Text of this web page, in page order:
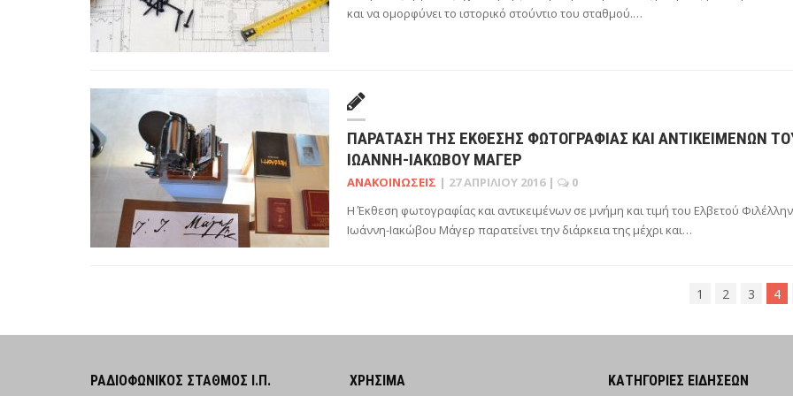
και να ομορφύνει το ιστορικό στούντιο του σταθμού.…
ΠΑΡΆΤΑΣΗ ΤΗΣ ΈΚΘΕΣΗΣ ΦΩΤΟΓΡΑΦΊΑΣ ΚΑΙ ΑΝΤΙΚΕΙΜΈΝΩΝ
ΙΩΆΝΝΗ-ΙΑΚΏΒΟΥ ΜΆΓΕΡ
ΑΝΑΚΟΙΝΏΣΕΙΣ | 27 ΑΠΡΙΛΊΟΥ 2016 |
0
H Έκθεση φωτογραφίας και αντικειμένων σε μνήμη και τιμή του Ελβετού
Ιωάννη-Ιακώβου Μάγερ παρατείνει την διάρκεια της μέχρι και…
1 2 3 4
ΡΑΔΙΟΦΩΝΙΚΌΣ ΣΤΑΘΜΌΣ Ι.Π.
ΧΡΉΣΙΜΑ ΚΑΤΗΓΟΡΊΕΣ ΕΙΔΉΣΕΩΝ